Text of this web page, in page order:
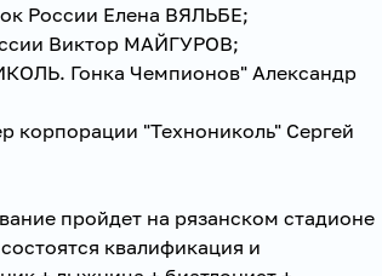
России Елена ВЯЛЬБЕ;
Виктор МАЙГУРОВ;
Гонка Чемпионов" Александр
корпорации "Технониколь" Сергей
пройдет на рязанском стадионе
квалификация и